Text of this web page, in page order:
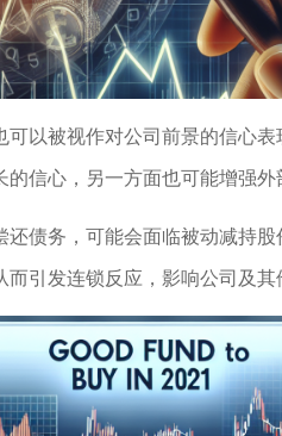
以被视作对公司前景的信心
信心，另一方面也可能增强外
债务，可能会面临被动减持
引发连锁反应，影响公司及其